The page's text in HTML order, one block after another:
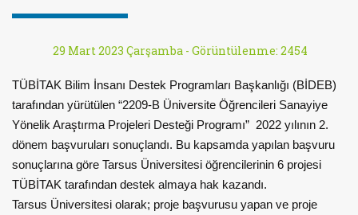
29 Mart 2023 Çarşamba - Görüntülenme: 2454
TÜBİTAK Bilim İnsanı Destek Programları Başkanlığı (BİDEB)
tarafından yürütülen “2209-B Üniversite Öğrencileri Sanayiye
Yönelik Araştırma Projeleri Desteği Programı” 2022 yılının 2.
dönem başvuruları sonuçlandı. Bu kapsamda yapılan başvuru
sonuçlarına göre Tarsus Üniversitesi öğrencilerinin 6 projesi
TÜBİTAK tarafından destek almaya hak kazandı.
Tarsus Üniversitesi olarak; proje başvurusu yapan ve proje